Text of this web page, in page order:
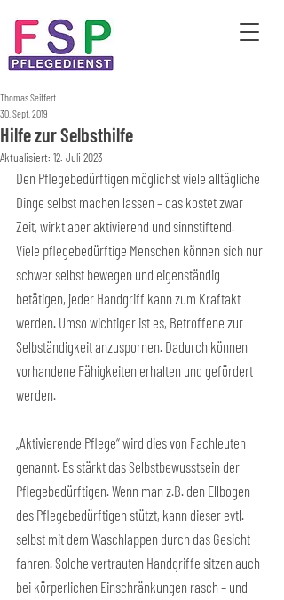
Hilfe zur Selbsthilfe
Thomas Seiffert
30. Sept. 2019
Aktualisiert: 12. Juli 2023
Den Pflegebedürftigen möglichst viele alltägliche
Dinge selbst machen lassen – das kostet zwar
Zeit, wirkt aber aktivierend und sinnstiftend.
Viele pflegebedürftige Menschen können sich nur
schwer selbst bewegen und eigenständig
betätigen, jeder Handgriff kann zum Kraftakt
werden. Umso wichtiger ist es, Betroffene zur
Selbständigkeit anzuspornen. Dadurch können
vorhandene Fähigkeiten erhalten und gefördert
werden.
„Aktivierende Pflege“ wird dies von Fachleuten
genannt. Es stärkt das Selbstbewusstsein der
Pflegebedürftigen. Wenn man z.B. den Ellbogen
des Pflegebedürftigen stützt, kann dieser evtl.
selbst mit dem Waschlappen durch das Gesicht
fahren. Solche vertrauten Handgriffe sitzen auch
bei körperlichen Einschränkungen rasch – und